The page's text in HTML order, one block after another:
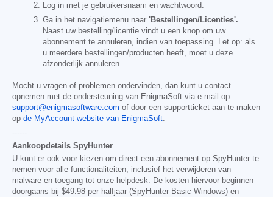
Log in met je gebruikersnaam en wachtwoord.
Ga in het navigatiemenu naar 'Bestellingen/Licenties'.
Naast uw bestelling/licentie vindt u een knop om uw
abonnement te annuleren, indien van toepassing. Let op: als
u meerdere bestellingen/producten heeft, moet u deze
afzonderlijk annuleren.
Mocht u vragen of problemen ondervinden, dan kunt u contact
opnemen met de ondersteuning van EnigmaSoft via e-mail op
support@enigmasoftware.com of door een supportticket aan te maken
op de MyAccount-website van EnigmaSoft
------
Aankoopdetails SpyHunter
U kunt er ook voor kiezen om direct een abonnement op SpyHunter te
nemen voor alle functionaliteiten, inclusief het verwijderen van
malware en toegang tot onze helpdesk. De kosten hiervoor beginnen
doorgaans bij $49.98 per halfjaar (SpyHunter Basic Windows) en